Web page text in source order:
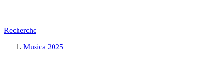
Recherche
Musica 2025